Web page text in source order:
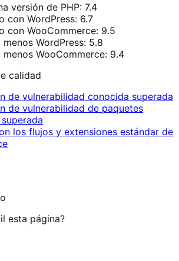
versión de PHP: 7.4
con WordPress: 6.7
con WooCommerce: 9.5
WordPress: 5.8
menos WooCommerce: 9.4
calidad
de vulnerabilidad conocida superada
de vulnerabilidad de paquetes
los flujos y extensiones estándar de
esta página?